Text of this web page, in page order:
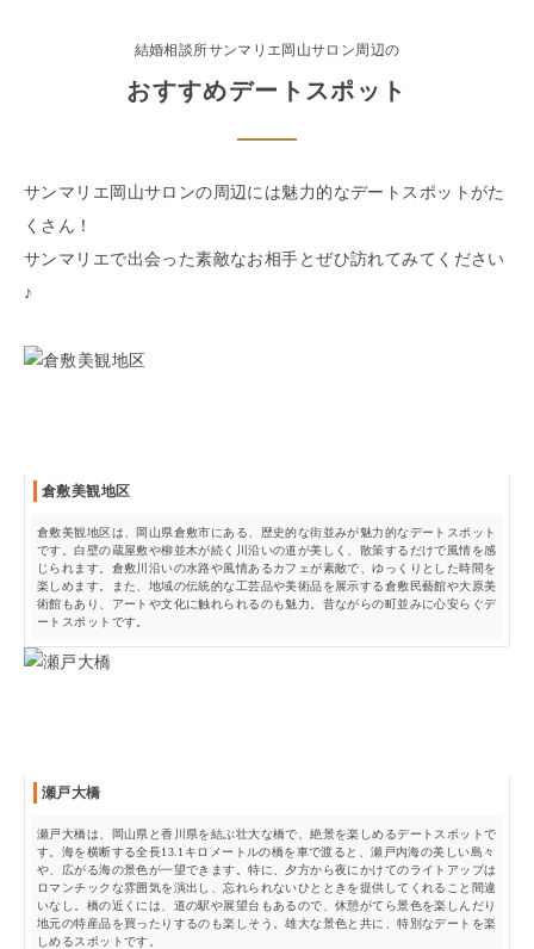
結婚相談所サンマリエ 岡山サロン周辺の
おすすめデートスポット
サンマリエ 岡山サロンの周辺には魅力的なデートスポットがた
くさん！
サンマリエで出会った素敵なお相手とぜひ訪れてみてください
♪
倉敷美観地区
倉敷美観地区は、岡山県倉敷市にある、歴史的な街並みが魅力的なデートスポット
です。白壁の蔵屋敷や柳並木が続く川沿いの道が美しく、散策するだけで風情を感
じられます。倉敷川沿いの水路や風情あるカフェが素敵で、ゆっくりとした時間を
楽しめます。また、地域の伝統的な工芸品や美術品を展示する倉敷民藝館や大原美
術館もあり、アートや文化に触れられるのも魅力。昔ながらの町並みに心安らぐデ
ートスポットです。
瀬戸大橋
瀬戸大橋は、岡山県と香川県を結ぶ壮大な橋で、絶景を楽しめるデートスポットで
す。海を横断する全長13.1キロメートルの橋を車で渡ると、瀬戸内海の美しい島々
や、広がる海の景色が一望できます。特に、夕方から夜にかけてのライトアップは
ロマンチックな雰囲気を演出し、忘れられないひとときを提供してくれること間違
いなし。橋の近くには、道の駅や展望台もあるので、休憩がてら景色を楽しんだり
地元の特産品を買ったりするのも楽しそう。雄大な景色と共に、特別なデートを楽
しめるスポットです。